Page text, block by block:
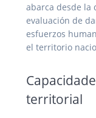
abarca desde la
evaluación de
esfuerzos
el territorio
territorial